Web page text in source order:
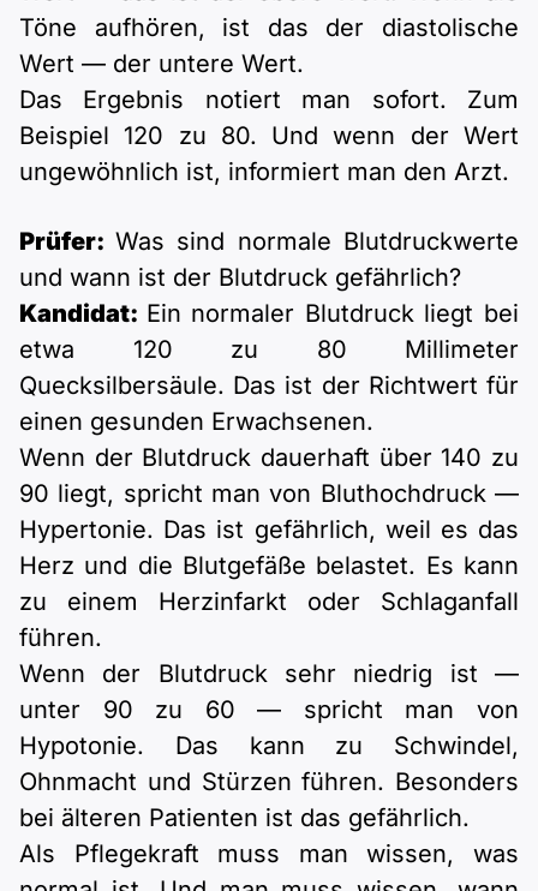
Töne aufhören, ist das der diastolische
Wert — der untere Wert.
Das Ergebnis notiert man sofort. Zum
Beispiel 120 zu 80. Und wenn der Wert
ungewöhnlich ist, informiert man den Arzt.
Prüfer: Was sind normale Blutdruckwerte
und wann ist der Blutdruck gefährlich?
Kandidat: Ein normaler Blutdruck liegt bei
etwa 120 zu 80 Millimeter
Quecksilbersäule. Das ist der Richtwert für
einen gesunden Erwachsenen.
Wenn der Blutdruck dauerhaft über 140 zu
90 liegt, spricht man von Bluthochdruck —
Hypertonie. Das ist gefährlich, weil es das
Herz und die Blutgefäße belastet. Es kann
zu einem Herzinfarkt oder Schlaganfall
führen.
Wenn der Blutdruck sehr niedrig ist —
unter 90 zu 60 — spricht man von
Hypotonie. Das kann zu Schwindel,
Ohnmacht und Stürzen führen. Besonders
bei älteren Patienten ist das gefährlich.
Als Pflegekraft muss man wissen, was